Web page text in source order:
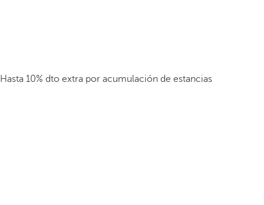
Hasta 10% dto extra por acumulación de estancias